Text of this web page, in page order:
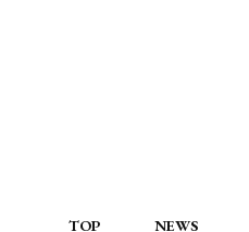
TOP NEWS